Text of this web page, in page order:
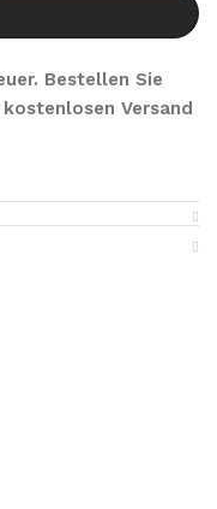
Bestellen Sie
Versand